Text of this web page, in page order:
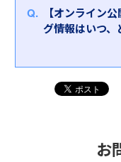
本研修では、判
「経営者として
部統制システ
【オンライン
グ情報はいつ、
お